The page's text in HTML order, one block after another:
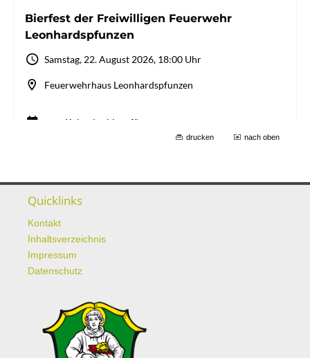
drucken nach oben
Quicklinks
Kontakt
Inhaltsverzeichnis
Impressum
Datenschutz